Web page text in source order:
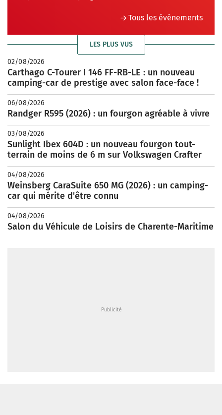
Tous les évènements
LES PLUS VUS
02/08/2026
Carthago C-Tourer I 146 FF-RB-LE : un nouveau
camping-car de prestige avec salon face-face !
06/08/2026
Randger R595 (2026) : un fourgon agréable à vivre
03/08/2026
Sunlight Ibex 604D : un nouveau fourgon tout-
terrain de moins de 6 m sur Volkswagen Crafter
04/08/2026
Weinsberg CaraSuite 650 MG (2026) : un camping-
car qui mérite d'être connu
04/08/2026
Salon du Véhicule de Loisirs de Charente-Maritime